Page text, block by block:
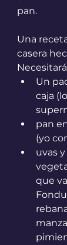
pan.
Una
casera
Un
caja
pan
(yo
uvas
que